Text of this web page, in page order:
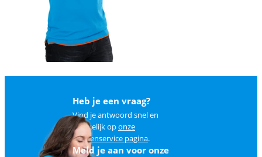
Heb je een vraag?
Vind je antwoord snel en
makkelijk oponze
klantenservice pagina.
Meld je aan voor onze